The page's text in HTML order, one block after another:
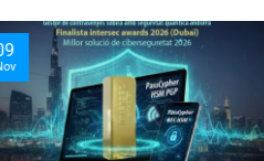
03
Nov